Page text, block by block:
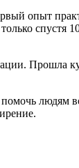
опыт
Прошла